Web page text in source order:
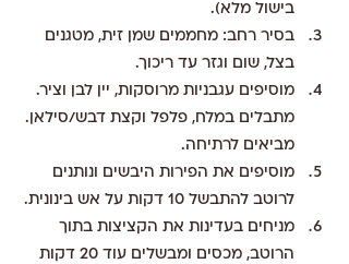
בישול מלא).
בסיר רחב: מחממים שמן זית, מטגנים
בצל, שום וגזר עד ריכוך.
מוסיפים עגבניות מרוסקות, יין לבן וציר.
מתבלים במלח, פלפל וקצת דבש/סילאן.
מביאים לרתיחה.
מוסיפים את הפירות היבשים ונותנים
לרוטב להתבשל 10 דקות על אש בינונית.
מניחים בעדינות את הקציצות בתוך
הרוטב, מכסים ומבשלים עוד 20 דקות